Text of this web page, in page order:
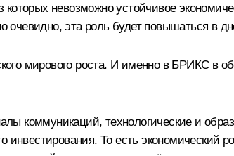
которых невозможно устойчивое
очевидно, эта роль будет повышаться в
мирового роста. И именно в БРИКС в
коммуникаций, технологические и
инвестирования. То есть